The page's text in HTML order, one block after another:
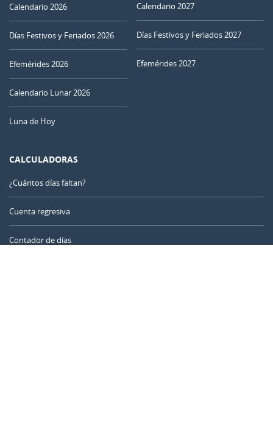
Calendario 2026
Días Festivos y Feriados 2026
Efemérides 2026
Calendario Lunar 2026
Luna de Hoy
Calendario 2027
Días Festivos y Feriados 2027
Efemérides 2027
CALCULADORAS
¿Cuántos días faltan?
Cuenta regresiva
Contador de días